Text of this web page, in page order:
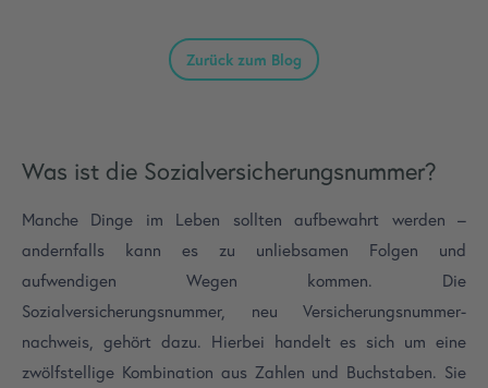
Zurück zum Blog
Was ist die Sozialversicherungsnummer?
Manche Dinge im Leben sollten aufbewahrt werden –
andernfalls kann es zu unliebsamen Folgen und
aufwendigen Wegen kommen. Die
Sozialversicherungsnummer, neu Versicherungsnummer­
nachweis, gehört dazu. Hierbei handelt es sich um eine
zwölfstellige Kombination aus Zahlen und Buchstaben. Sie